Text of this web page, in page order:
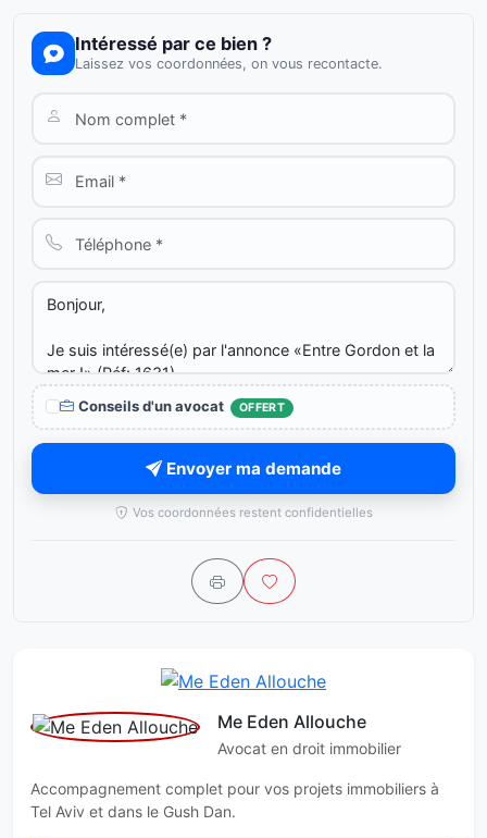
Intéressé par ce bien ?
Laissez vos coordonnées, on vous recontacte.
Conseils d'un avocat OFFERT
Envoyer ma demande
Vos coordonnées restent confidentielles
Me Eden Allouche
Avocat en droit immobilier
Accompagnement complet pour vos projets immobiliers à
Tel Aviv et dans le Gush Dan.